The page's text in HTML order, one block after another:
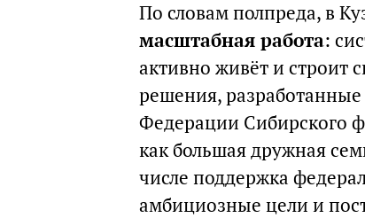
По словам полпреда, в
масштабная работа:
активно живёт и строит
решения, разработанные
Федерации Сибирского
как большая дружная
числе поддержка
амбициозные цели и